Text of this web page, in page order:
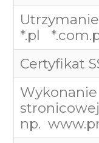
*.pl
Certyfikat
stronicowej
np.